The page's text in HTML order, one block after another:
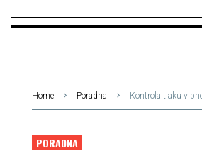
Home Poradna Kontrola tlaku v
PORADNA